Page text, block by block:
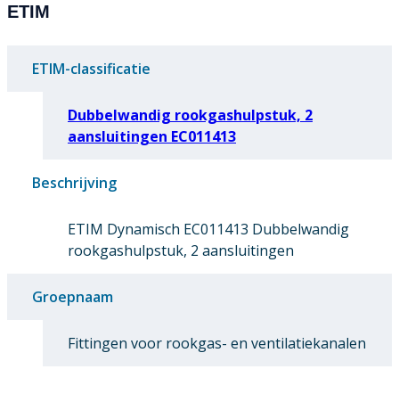
ETIM
ETIM-classificatie
Dubbelwandig rookgashulpstuk, 2
aansluitingen EC011413
Beschrijving
ETIM Dynamisch EC011413 Dubbelwandig
rookgashulpstuk, 2 aansluitingen
Groepnaam
Fittingen voor rookgas- en ventilatiekanalen